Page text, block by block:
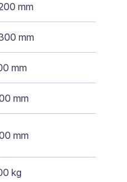
mm
mm
mm
mm
mm
kg